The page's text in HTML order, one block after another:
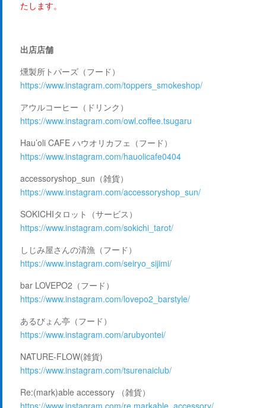
たします。
出店店舗
燻製所トパーズ（フード）
https://www.instagram.com/toppers_smokeshop/
アウルコーヒー（ドリンク）
https://www.instagram.com/owl.coffee.tsugaru
Hau’oli CAFE ハウオリカフェ（フード）
https://www.instagram.com/hauolicafe0404
accessoryshop_sun（雑貨）
https://www.instagram.com/accessoryshop_sun/
SOKICHIタロット（サービス）
https://www.instagram.com/sokichi_tarot/
しじみ屋さんの清漁（フード）
https://www.instagram.com/seiryo_sijimi/
bar LOVEPO2（フード）
https://www.instagram.com/lovepo2_barstyle/
あるびょん亭（フード）
https://www.instagram.com/arubyontei/
NATURE-FLOW(雑貨)
https://www.instagram.com/tsurenaiclub/
Re:(mark)able accessory （雑貨）
https://www.instagram.com/re.markable_accessory/